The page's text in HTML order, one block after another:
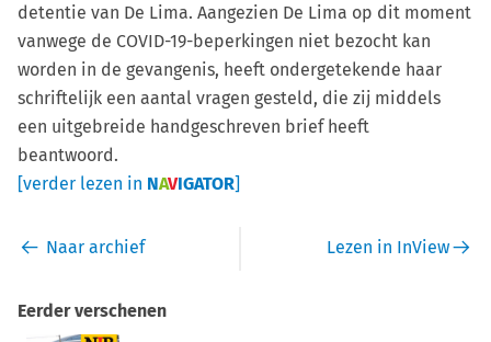
detentie van De Lima. Aangezien De Lima op dit moment
vanwege de COVID-19-beperkingen niet bezocht kan
worden in de gevangenis, heeft ondergetekende haar
schriftelijk een aantal vragen gesteld, die zij middels
een uitgebreide handgeschreven brief heeft
beantwoord.
[verder lezen in NAVIGATOR]
Naar archief Lezen in InView
Eerder verschenen